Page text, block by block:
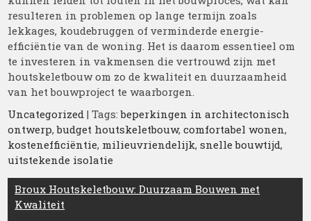
resulteren in problemen op lange termijn zoals
lekkages, koudebruggen of verminderde energie-
efficiëntie van de woning. Het is daarom essentieel om
te investeren in vakmensen die vertrouwd zijn met
houtskeletbouw om zo de kwaliteit en duurzaamheid
van het bouwproject te waarborgen.
Uncategorized | Tags:beperkingen in architectonisch
ontwerp,budget houtskeletbouw,comfortabel wonen,
kostenefficiëntie, milieuvriendelijk,snelle bouwtijd,
uitstekende isolatie
Berichtnavigatie
Broux Houtskeletbouw: Duurzaam Bouwen met
Kwaliteit